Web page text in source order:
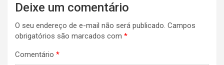
Deixe um comentário
O seu endereço de e-mail não será publicado. Campos
obrigatórios são marcados com *
Comentário *